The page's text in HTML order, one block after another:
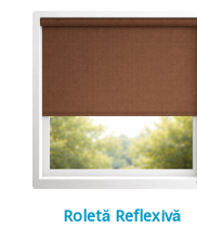
Roletă Reflexivă